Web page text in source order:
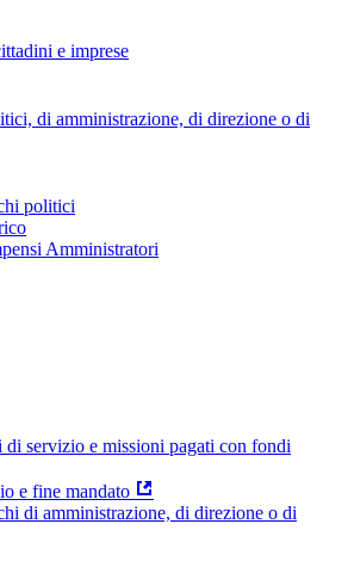
e imprese
di amministrazione, di direzione o di
politici
Amministratori
servizio e missioni pagati con fondi
e fine mandato
di amministrazione, di direzione o di